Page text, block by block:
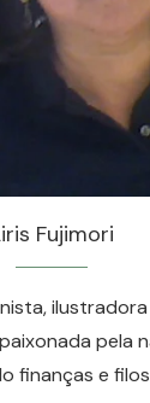
Fujimori
pela
finanças e